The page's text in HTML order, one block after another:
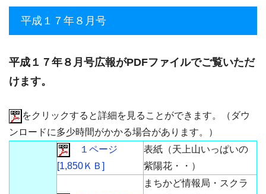
平成１７年８月号
平成１７年８月号広報がPDFファイルでご覧いただ
けます。
をクリックすると詳細を見ることができます。（ダウ
ンロードに多少時間がかかる場合があります。）
１ページ
[1,850ＫＢ]
表紙（天上山いっぱいの
紫陽花・・）
まちかど情報局・スクラ